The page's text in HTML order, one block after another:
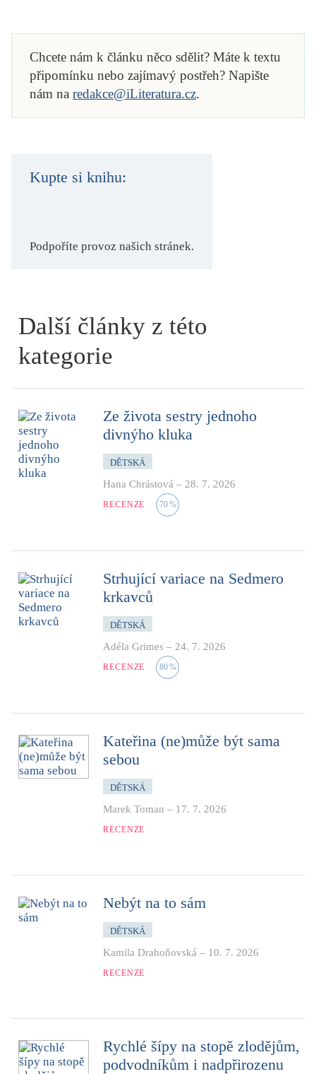
Chcete nám k článku něco sdělit? Máte k textu
připomínku nebo zajímavý postřeh? Napište
nám na redakce@iLiteratura.cz.
Kupte si knihu:
Podpoříte provoz našich stránek.
Další články z této
kategorie
Ze života sestry jednoho
divnýho kluka
DĚTSKÁ
Hana Chrástová – 28. 7. 2026
RECENZE 70%
Strhující variace na Sedmero
krkavců
DĚTSKÁ
Adéla Grimes – 24. 7. 2026
RECENZE 80%
Kateřina (ne)může být sama
sebou
DĚTSKÁ
Marek Toman – 17. 7. 2026
RECENZE
Nebýt na to sám
DĚTSKÁ
Kamila Drahoňovská – 10. 7. 2026
RECENZE
Rychlé šípy na stopě zlodějům,
podvodníkům i nadpřirozenu